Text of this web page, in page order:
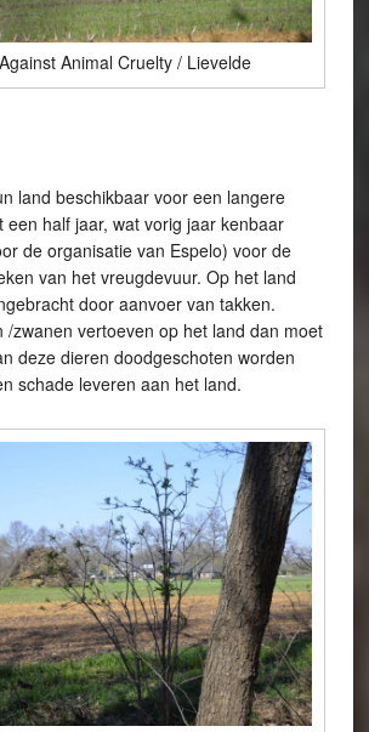
Animal Cruelty / Lievelde
land beschikbaar voor een langere
een half jaar, wat vorig jaar kenbaar
de organisatie van Espelo) voor de
van het vreugdevuur. Op het land
door aanvoer van takken.
zwanen vertoeven op het land dan moet
deze dieren doodgeschoten worden
schade leveren aan het land.